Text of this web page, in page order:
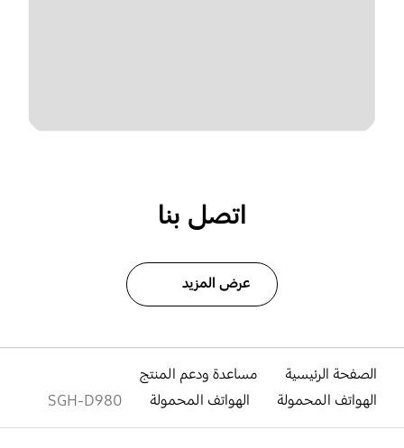
اتصل بنا
عرض المزيد
الصفحة الرئيسية
مساعدة ودعم المنتج
الهواتف المحمولة
الهواتف المحمولة SGH-D980